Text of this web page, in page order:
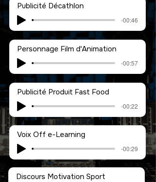
Publicité Décathlon
-00:46
Personnage Film d'Animation
-00:57
Publicité Produit Fast Food
-00:22
Voix Off e-Learning
-00:29
Discours Motivation Sport